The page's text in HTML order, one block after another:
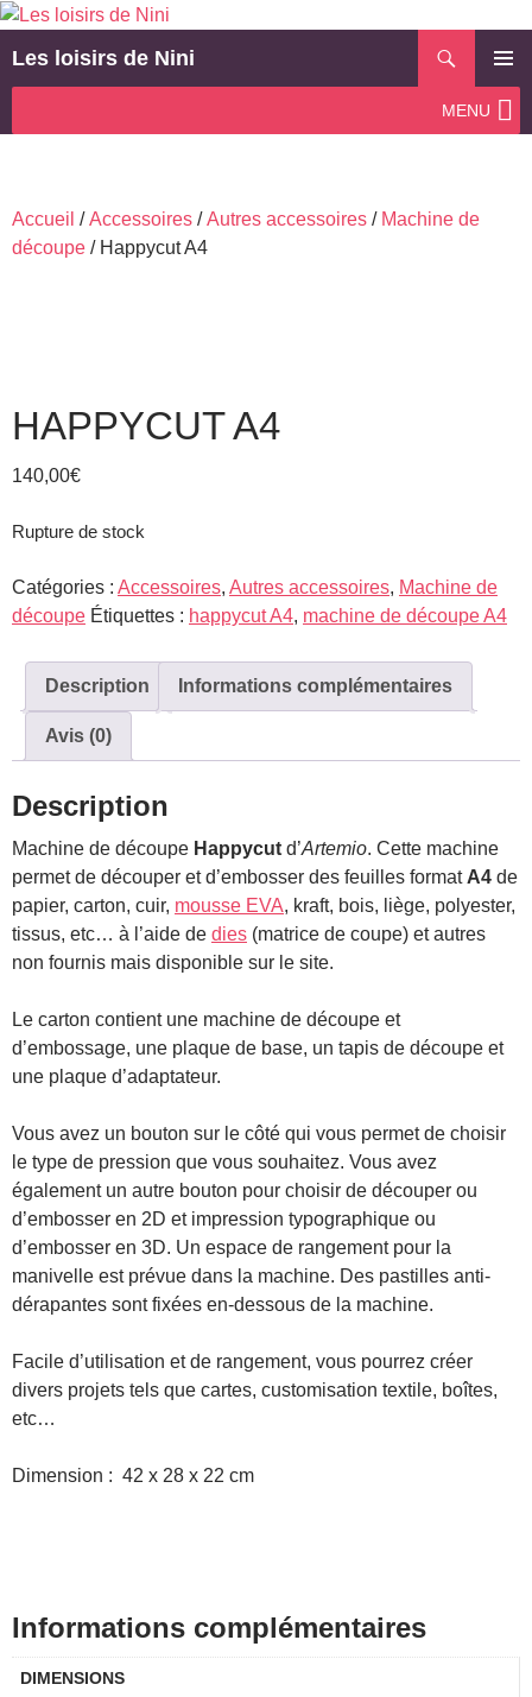
Aller
contenu
Les loisirs de Nini
MENU
MENU
Accueil /Accessoires /Autres accessoires / Machine de
découpe / Happycut A4
HAPPYCUT A4
140,00€
Rupture de stock
Catégories : Accessoires, Autres accessoires, Machine de
découpe Étiquettes : happycut A4, machine de découpe A4
Description Informations complémentaires
Avis (0)
Description
Machine de découpe Happycut d’Artemio. Cette machine
permet de découper et d’embosser des feuilles format A4 de
papier, carton, cuir, mousse EVA, kraft, bois, liège, polyester,
tissus, etc… à l’aide de dies (matrice de coupe) et autres
non fournis mais disponible sur le site.
Le carton contient une machine de découpe et
d’embossage, une plaque de base, un tapis de découpe et
une plaque d’adaptateur.
Vous avez un bouton sur le côté qui vous permet de choisir
le type de pression que vous souhaitez. Vous avez
également un autre bouton pour choisir de découper ou
d’embosser en 2D et impression typographique ou
d’embosser en 3D. Un espace de rangement pour la
manivelle est prévue dans la machine. Des pastilles anti-
dérapantes sont fixées en-dessous de la machine.
Facile d’utilisation et de rangement, vous pourrez créer
divers projets tels que cartes, customisation textile, boîtes,
etc…
Dimension : 42 x 28 x 22 cm
Informations complémentaires
DIMENSIONS